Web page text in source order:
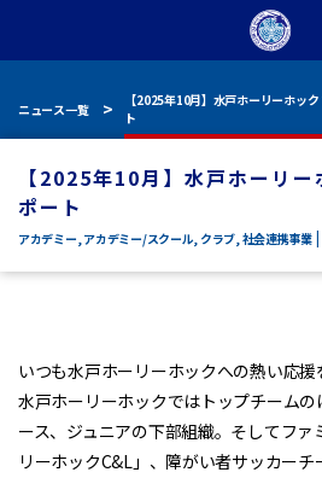
ニュース一覧
【2025年10月】水戸ホーリーホッ
ト
【2025年10月】水戸ホーリ
ポート
アカデミー,アカデミー/スクール, クラブ,社会連携事業|
いつも水戸ホーリーホックへの熱い応援
水戸ホーリーホックではトップチーム
ース、ジュニアの下部組織。そしてフ
リーホックC&L」、障がい者サッカー